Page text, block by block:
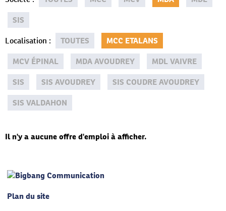
SIS
Localisation : TOUTES
MCC ETALANS
MCV ÉPINAL
MDA AVOUDREY
MDL VAIVRE
SIS
SIS AVOUDREY
SIS COUDRE AVOUDREY
SIS VALDAHON
Il n'y a aucune offre d'emploi à afficher.
Plan du site